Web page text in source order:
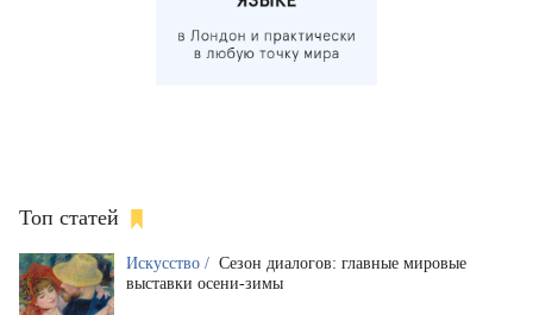
Топ статей
Искусство / Сезон диалогов: главные мировые
выставки осени-зимы